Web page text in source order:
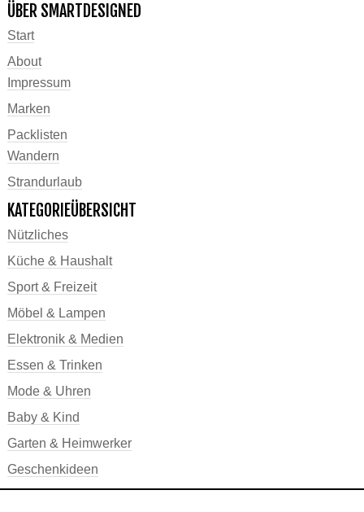
ÜBER SMARTDESIGNED
Start
About
Impressum
Marken
Packlisten
Wandern
Strandurlaub
KATEGORIEÜBERSICHT
Nützliches
Küche & Haushalt
Sport & Freizeit
Möbel & Lampen
Elektronik & Medien
Essen & Trinken
Mode & Uhren
Baby & Kind
Garten & Heimwerker
Geschenkideen